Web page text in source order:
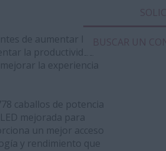
de aumentar la
la productividad
la experiencia
caballos de potencia
mejorada para
un mejor acceso
y rendimiento que